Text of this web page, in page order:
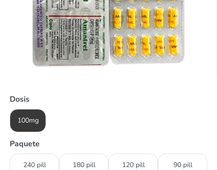
Dosis
100mg
Paquete
240 pill 180 pill 120 pill 90 pill